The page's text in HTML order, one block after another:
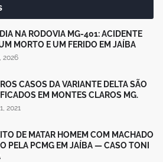
NA RODOVIA MG-401: ACIDENTE
MORTO E UM FERIDO EM JAÍBA
2026
CASOS DA VARIANTE DELTA SÃO
EM MONTES CLAROS MG.
2021
DE MATAR HOMEM COM MACHADO
PELA PCMG EM JAÍBA — CASO TONI